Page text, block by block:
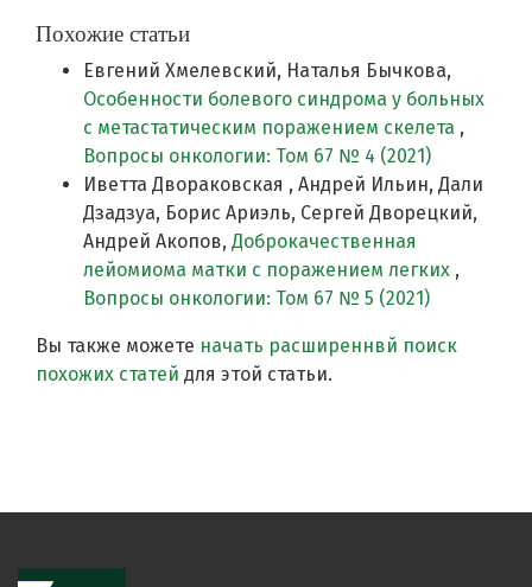
Похожие статьи
Евгений Хмелевский, Наталья Бычкова,
Особенности болевого синдрома у больных
с метастатическим поражением скелета ,
Вопросы онкологии: Том 67 № 4 (2021)
Иветта Двораковская , Андрей Ильин, Дали
Дзадзуа, Борис Ариэль, Сергей Дворецкий,
Андрей Акопов, Доброкачественная
лейомиома матки с поражением легких ,
Вопросы онкологии: Том 67 № 5 (2021)
Вы также можете начать расширеннвй поиск
похожих статей для этой статьи.